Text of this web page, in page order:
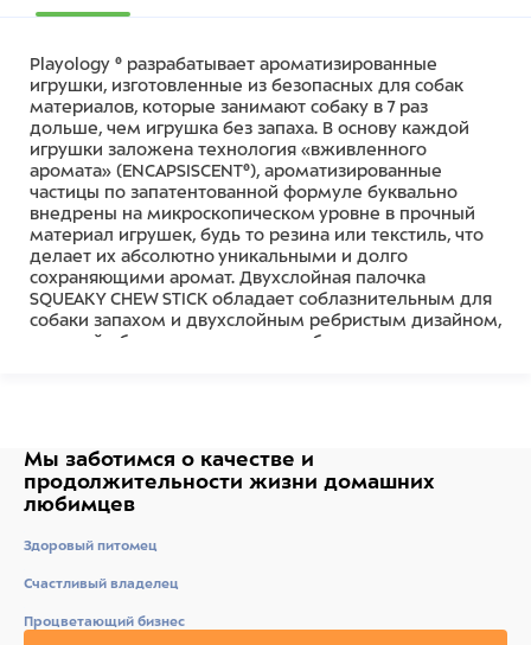
Playology ® разрабатывает ароматизированные
игрушки, изготовленные из безопасных для собак
материалов, которые занимают собаку в 7 раз
дольше, чем игрушка без запаха. В основу каждой
игрушки заложена технология «вживленного
аромата» (ENCAPSISCENT®), ароматизированные
частицы по запатентованной формуле буквально
внедрены на микроскопическом уровне в прочный
материал игрушек, будь то резина или текстиль, что
делает их абсолютно уникальными и долго
сохраняющими аромат. Двухслойная палочка
SQUEAKY CHEW STICK обладает соблазнительным для
собаки запахом и двухслойным ребристым дизайном,
который обеспечивает питомцу безопасное и
любую игрушку следует регулярно осматривать и
забирать, если игрушка повреждена, чтобы
исключить травмирование питомца. Убедитесь, что
выбранная вами игрушка подходит по размеру и
обязательной сертификации.
Мы заботимся о качестве и
продолжительности жизни домашних
любимцев
Здоровый питомец
Счастливый владелец
Процветающий бизнес